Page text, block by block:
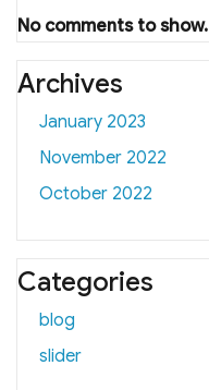
No comments to show.
Archives
January 2023
November 2022
October 2022
Categories
blog
slider